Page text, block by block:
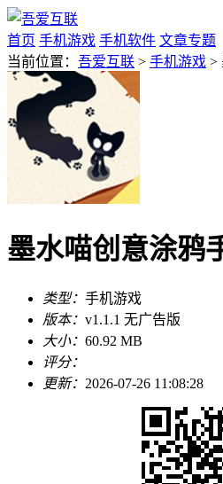
首页 手机游戏 手机软件 文章专题
当前位置： 吾爱互联 > 手机游戏 >
墨水喵创意涂鸦
类型： 手机游戏
版本： v1.1.1 无广告版
大小： 60.92 MB
评分：
更新： 2026-07-26 11:08:28